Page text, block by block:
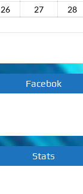
26 27 28
Facebok
Stats